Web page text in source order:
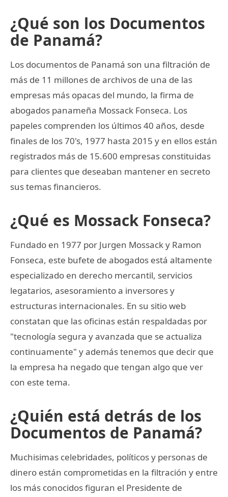
¿Qué son los Documentos
de Panamá?
Los documentos de Panamá son una filtración de
más de 11 millones de archivos de una de las
empresas más opacas del mundo, la firma de
abogados panameña Mossack Fonseca. Los
papeles comprenden los últimos 40 años, desde
finales de los 70's, 1977 hasta 2015 y en ellos están
registrados más de 15.600 empresas constituidas
para clientes que deseaban mantener en secreto
sus temas financieros.
¿Qué es Mossack Fonseca?
Fundado en 1977 por Jurgen Mossack y Ramon
Fonseca, este bufete de abogados está altamente
especializado en derecho mercantil, servicios
legatarios, asesoramiento a inversores y
estructuras internacionales. En su sitio web
constatan que las oficinas están respaldadas por
"tecnología segura y avanzada que se actualiza
continuamente" y además tenemos que decir que
la empresa ha negado que tengan algo que ver
con este tema.
¿Quién está detrás de los
Documentos de Panamá?
Muchisimas celebridades, políticos y personas de
dinero están comprometidas en la filtración y entre
los más conocidos figuran el Presidente de